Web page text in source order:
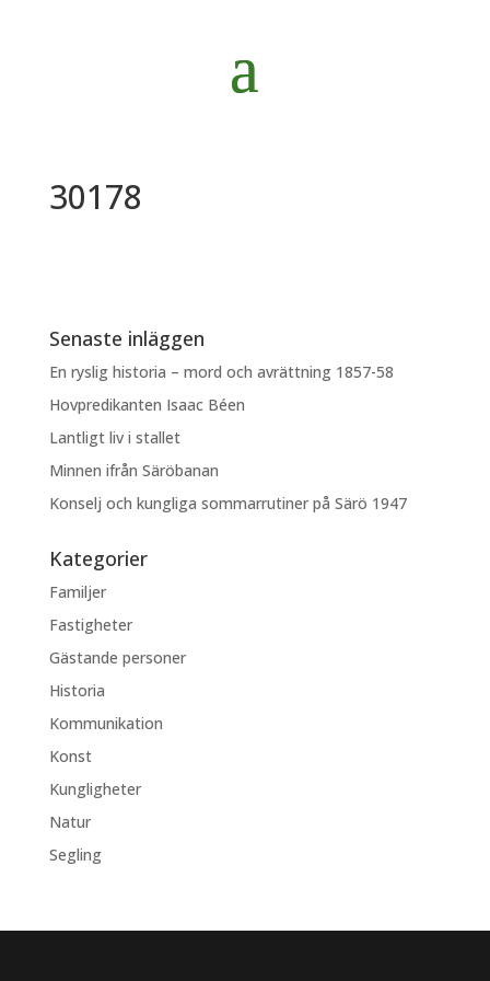
30178
Senaste inläggen
En ryslig historia – mord och avrättning 1857-58
Hovpredikanten Isaac Béen
Lantligt liv i stallet
Minnen ifrån Säröbanan
Konselj och kungliga sommarrutiner på Särö 1947
Kategorier
Familjer
Fastigheter
Gästande personer
Historia
Kommunikation
Konst
Kungligheter
Natur
Segling